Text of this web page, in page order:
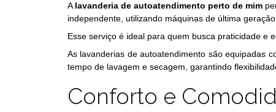
A lavanderia de autoatendimento perto de mim
independente, utilizando máquinas de última
Esse serviço é ideal para quem busca praticidade e
As lavanderias de autoatendimento são equipadas
tempo de lavagem e secagem, garantindo
Conforto e